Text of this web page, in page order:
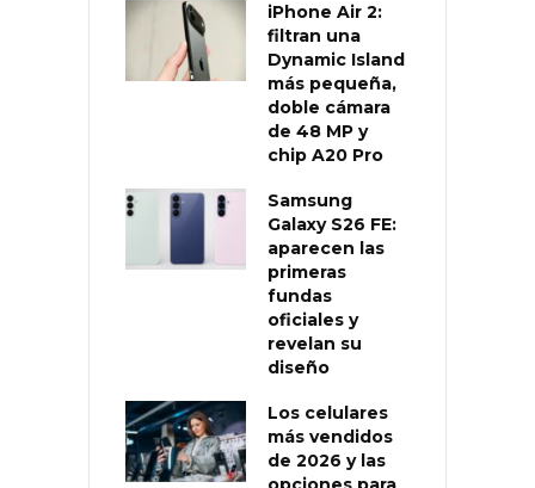
iPhone Air 2:
filtran una
Dynamic Island
más pequeña,
doble cámara
de 48 MP y
chip A20 Pro
Samsung
Galaxy S26 FE:
aparecen las
primeras
fundas
oficiales y
revelan su
diseño
Los celulares
más vendidos
de 2026 y las